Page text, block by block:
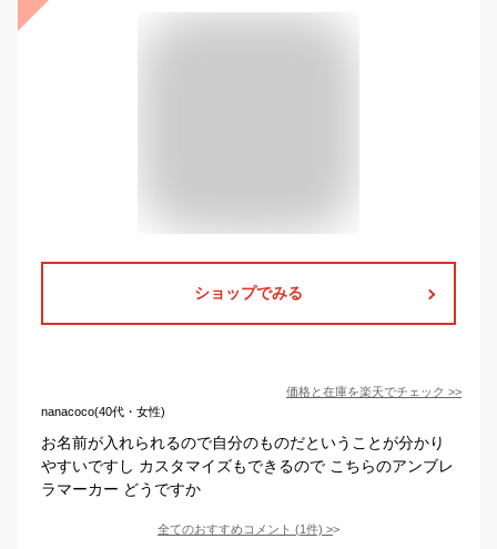
ショップでみる
価格と在庫を楽天でチェック >>
nanacoco(40代・女性)
お名前が入れられるので自分のものだということが分かり
やすいですし カスタマイズもできるので こちらのアンブレ
ラマーカー どうですか
全てのおすすめコメント (1件) >